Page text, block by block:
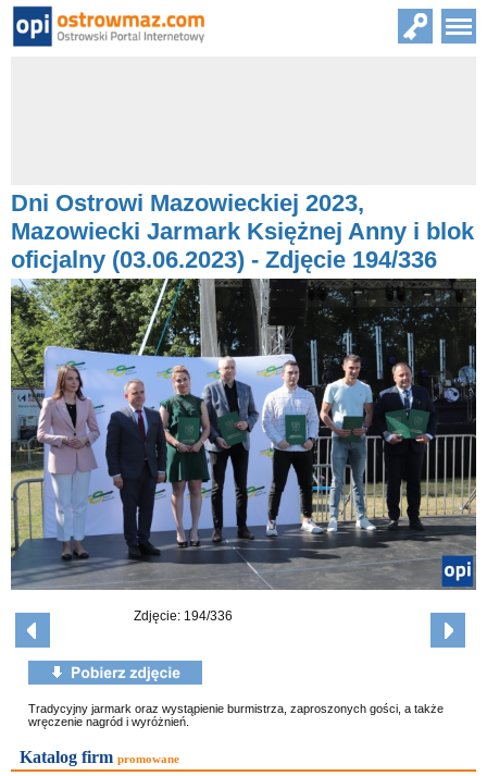
Dni Ostrowi Mazowieckiej 2023,
Mazowiecki Jarmark Księżnej Anny i blok
oficjalny (03.06.2023) - Zdjęcie 194/336
Zdjęcie: 194/336
Tradycyjny jarmark oraz wystąpienie burmistrza, zaproszonych gości, a także
wręczenie nagród i wyróżnień.
Katalog firm promowane